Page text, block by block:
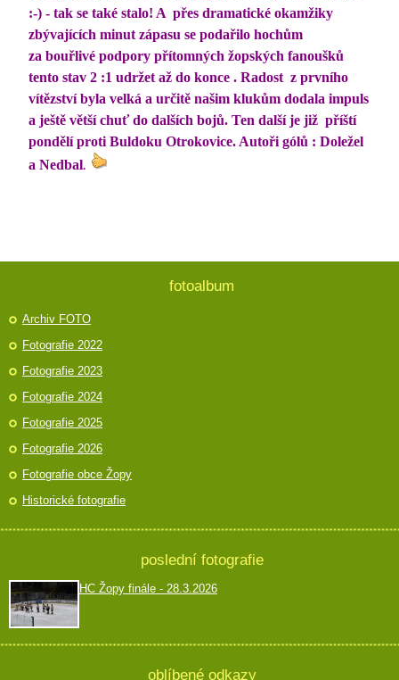
:-) - tak se také stalo! A přes dramatické okamžiky
zbývajících minut zápasu se podařilo hochům
za bouřlivé podpory přítomných žopských fanoušků
tento stav 2 :1 udržet až do konce . Radost z prvního
vítězství byla velká a určitě našim klukům dodala impuls
a ještě větší chuť do dalších bojů. Ten další je již příští
pondělí proti Buldoku Otrokovice. Autoři gólů : Doležel
a Nedbal.
fotoalbum
Archiv FOTO
Fotografie 2022
Fotografie 2023
Fotografie 2024
Fotografie 2025
Fotografie 2026
Fotografie obce Žopy
Historické fotografie
poslední fotografie
HC Žopy finále - 28.3.2026
oblíbené odkazy